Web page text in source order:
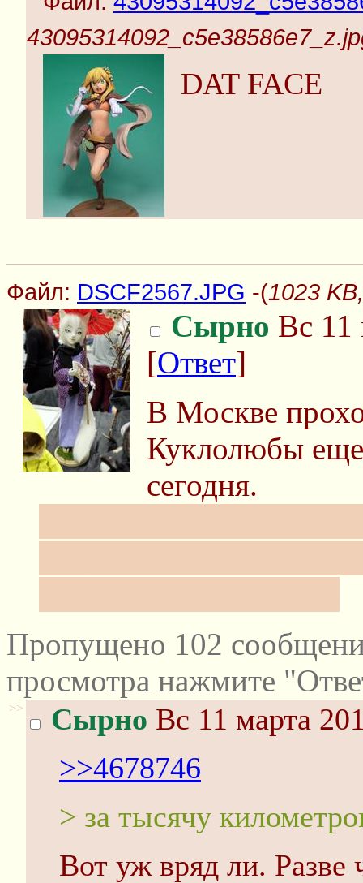
DAT FACE
Файл: DSCF2567.JPG -(1023
Сырно Вс 11
[Ответ]
В Москве
Куклолюбы еще
сегодня.
Пропущено 102
просмотра нажмите
>> Сырно Вс 11 марта
>>4678746
> за тысячу
Вот уж вряд ли. Разве